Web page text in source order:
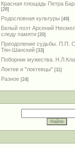
Красная площадь Петра
[28]
Родословная культуры [49]
Белый поэт Арсений
следу памяти [20]
Преодоление судьбы. П.П.
Тян-Шанский [33]
Поборник мужества.
Локтев и "локтевцы" [11]
Разное [24]